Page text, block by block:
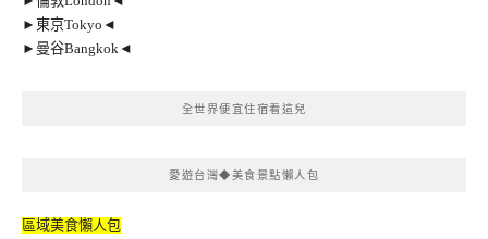
►東京Tokyo◄
►曼谷Bangkok◄
全世界便宜住宿看這兒
愛遊台灣◆美食景點懶人包
區域美食懶人包